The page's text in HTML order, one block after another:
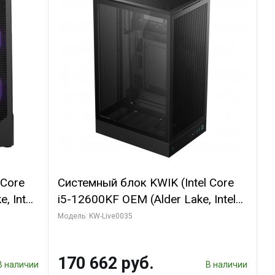
Intel
наличии
Системный блок KWIK (Intel Core
i5-12600KF OEM (Alder Lake, Intel
7, C10 4EC/6PC// 64 ГБ ОЗУ/ Ninja
SSD)
Модель: KW-Live0035
170 662 руб. В наличии